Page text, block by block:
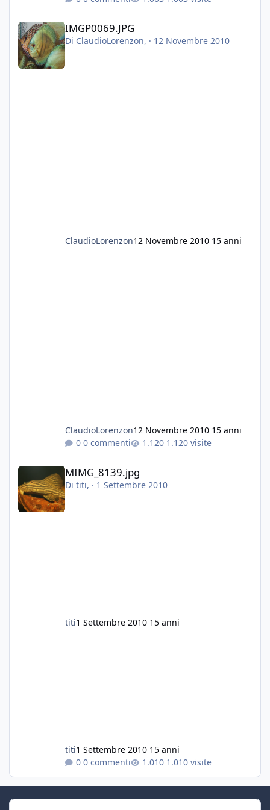
IMGP0069.JPG
IMGP0069.JPG
Di ClaudioLorenzon, · 12 Novembre 2010
ClaudioLorenzon12 Novembre 2010 15 anni
ClaudioLorenzon12 Novembre 2010 15 anni
0 commenti
1.120 visite
MIMG_8139.jpg
MIMG_8139.jpg
Di titi, · 1 Settembre 2010
titi1 Settembre 2010 15 anni
titi1 Settembre 2010 15 anni
0 commenti
1.010 visite